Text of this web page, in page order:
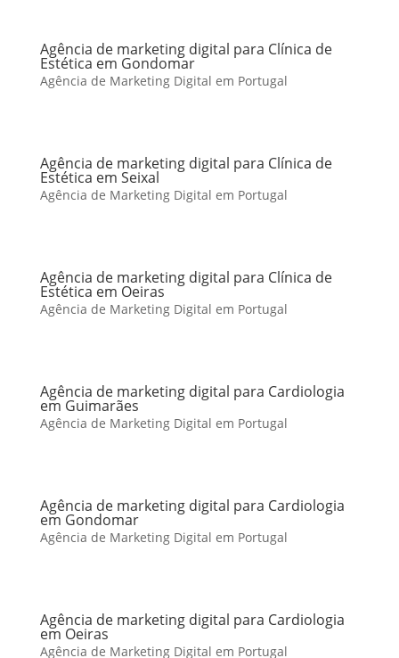
Agência de marketing digital para Clínica de
Estética em Gondomar
Agência de Marketing Digital em Portugal
Agência de marketing digital para Clínica de
Estética em Seixal
Agência de Marketing Digital em Portugal
Agência de marketing digital para Clínica de
Estética em Oeiras
Agência de Marketing Digital em Portugal
Agência de marketing digital para Cardiologia
em Guimarães
Agência de Marketing Digital em Portugal
Agência de marketing digital para Cardiologia
em Gondomar
Agência de Marketing Digital em Portugal
Agência de marketing digital para Cardiologia
em Oeiras
Agência de Marketing Digital em Portugal